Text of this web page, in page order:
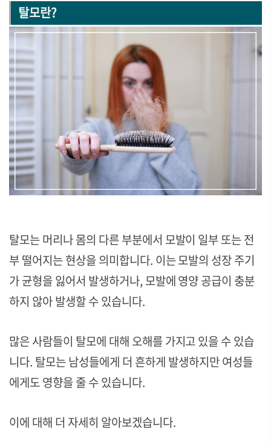
탈모란?
탈모는 머리나 몸의 다른 부분에서 모발이 일부 또는 전
부 떨어지는 현상을 의미합니다. 이는 모발의 성장 주기
가 균형을 잃어서 발생하거나, 모발에 영양 공급이 충분
하지 않아 발생할 수 있습니다.
많은 사람들이 탈모에 대해 오해를 가지고 있을 수 있습
니다. 탈모는 남성들에게 더 흔하게 발생하지만 여성들
에게도 영향을 줄 수 있습니다.
이에 대해 더 자세히 알아보겠습니다.